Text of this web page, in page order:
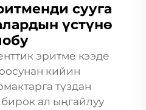
сууга
үстүнө
эритме кээде
кийин
түздан
ал ыңгайлуу